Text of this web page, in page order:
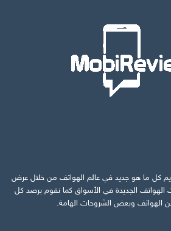
كل ما هو جديد في عالم الهواتف من خلال عرض
الهواتف الجديدة في الأسواق كما نقوم برصد كل
عن الهواتف وبعض الشروحات الهامة.